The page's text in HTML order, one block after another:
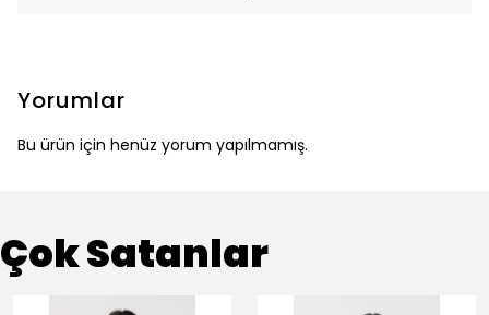
Yorumlar
Bu ürün için henüz yorum yapılmamış.
Çok Satanlar